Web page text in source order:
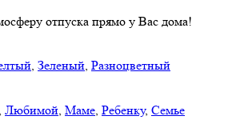
отпуска прямо у Вас дома!
, Зеленый, Разноцветный
, Любимой, Маме, Ребенку, Семье